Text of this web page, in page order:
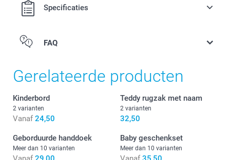
Kan gebruikt worden als decoratie voor de kinderkamer
Gemakkelijk schoon te maken, gemaakt van
Afmetingen: 12 cm (hoogte) x 6 cm (diameter)
Specificaties
FAQ
Gerelateerde producten
Kinderbord
2 varianten
Vanaf 24,50
Teddy rugzak met naam
2 varianten
32,50
Geborduurde handdoek
Meer dan 10 varianten
Baby geschenkset
Meer dan 10 varianten